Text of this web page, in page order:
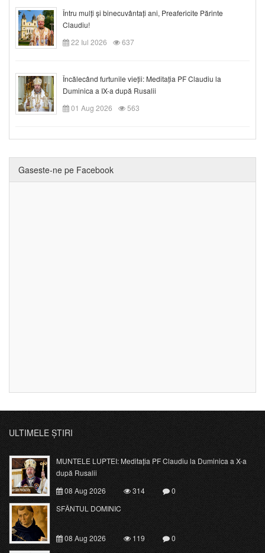
Întru mulți și binecuvântați ani, Preafericite Părinte
Claudiu!
22 Iul 2026
637
Încălecând furtunile vieții: Meditația PF Claudiu la
Duminica a IX-a după Rusalii
01 Aug 2026
563
Gaseste-ne pe Facebook
ULTIMELE ȘTIRI
MUNTELE LUPTEI: Meditația PF Claudiu la Duminica a X-a
după Rusalii
08 Aug 2026
314
0
SFÂNTUL DOMINIC
08 Aug 2026 119
0